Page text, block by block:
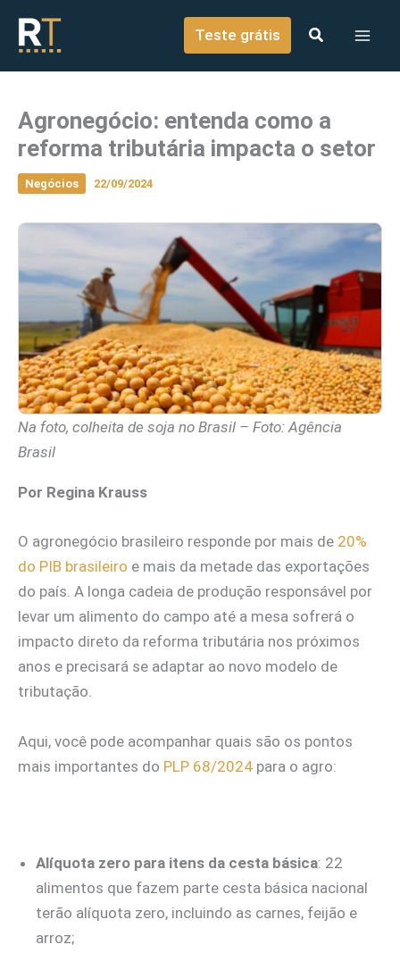
conteúdo
Teste grátis
Agronegócio: entenda como a
reforma tributária impacta o setor
Negócios 22/09/2024
Na foto, colheita de soja no Brasil – Foto: Agência
Brasil
Por Regina Krauss
O agronegócio brasileiro responde por mais de 20%
do PIB brasileiro e mais da metade das exportações
do país. A longa cadeia de produção responsável por
levar um alimento do campo até a mesa sofrerá o
impacto direto da reforma tributária nos próximos
anos e precisará se adaptar ao novo modelo de
tributação.
Aqui, você pode acompanhar quais são os pontos
mais importantes do PLP 68/2024 para o agro:
Alíquota zero para itens da cesta básica: 22
alimentos que fazem parte cesta básica nacional
terão alíquota zero, incluindo as carnes, feijão e
arroz;